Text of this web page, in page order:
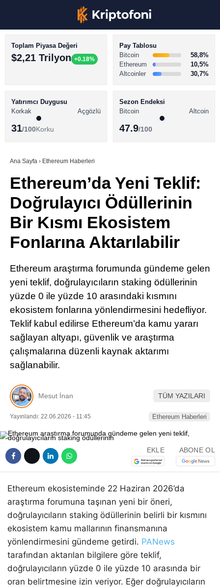
Youtube
TikTok
Telegram
BİTCOİN HABERLERİ
ALTCOİN HABERLERİ
SÖZLÜK
Toplam Piyasa Değeri
$2,21 Trilyon +0.18%
Pay Tablosu
Bitcoin
58,8%
Ethereum
10,5%
Altcoinler
30,7%
Yatırımcı Duygusu
Korkak
Açgözlü
31/100Korku
Sezon Endeksi
Bitcoin
Altcoin
47.9/100
Ana Sayfa › Ethereum Haberleri
Ethereum’da Yeni Teklif:
Doğrulayıcı Ödüllerinin
Bir Kısmı Ekosistem
Fonlarına Aktarılabilir
Ethereum araştırma forumunda gündeme gelen
yeni teklif, doğrulayıcıların staking ödüllerinin
yüzde 0 ile yüzde 10 arasındaki kısmını
ekosistem fonlarına yönlendirmesini hedefliyor.
Teklif kabul edilirse Ethereum’da kamu yararı
sağlayan altyapı, güvenlik ve araştırma
çalışmalarına düzenli kaynak aktarımı
sağlanabilir.
Mesut İnan TÜM YAZILARI
Yayınlandı: 22.06.2026 - 11:45 Ethereum Haberleri
EKLE ABONE OL
Ethereum ekosisteminde 22 Haziran 2026’da
araştırma forumuna taşınan yeni bir öneri,
doğrulayıcıların staking ödüllerinin belirli bir kısmını
ekosistem kamu mallarının finansmanına
yönlendirmesini gündeme getirdi. PANews
tarafından aktarılan bilgilere göre teklif,
doğrulayıcıların yüzde 0 ile yüzde 10 arasında bir
oran belirtmesine izin veriyor. Eğer doğrulayıcıların